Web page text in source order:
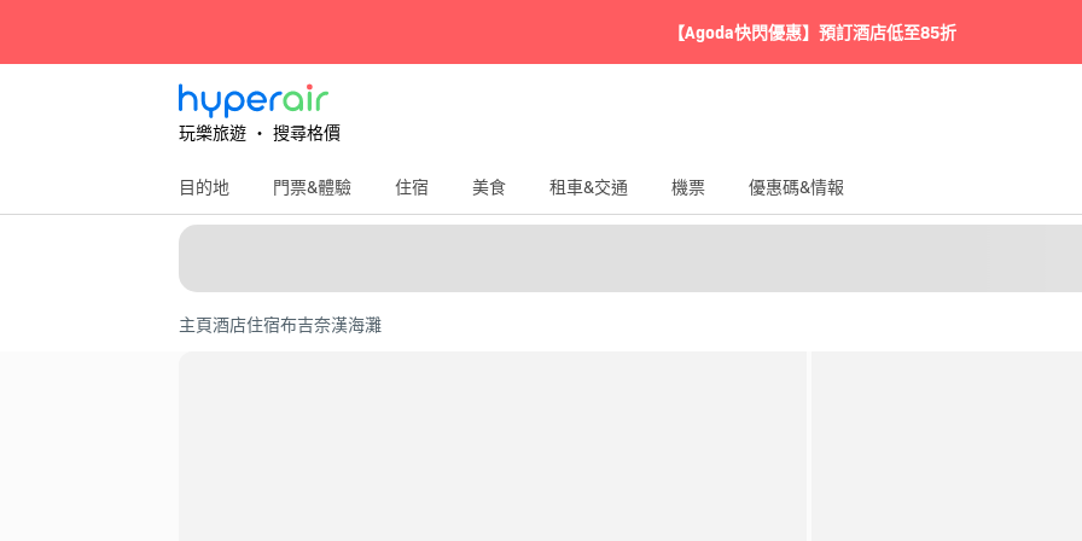
【Agoda快閃優惠】預訂酒店低至85折
玩樂旅遊 ‧ 搜尋格價
目的地 門票&體驗 住宿 美食 租車&交通 機票 優惠碼&情報
主頁酒店住宿布吉奈漢海灘